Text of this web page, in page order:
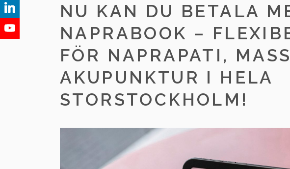
NU KAN DU BETALA
NAPRABOOK –
FÖR NAPRAPATI,
AKUPUNKTUR I HELA
STORSTOCKHOLM!